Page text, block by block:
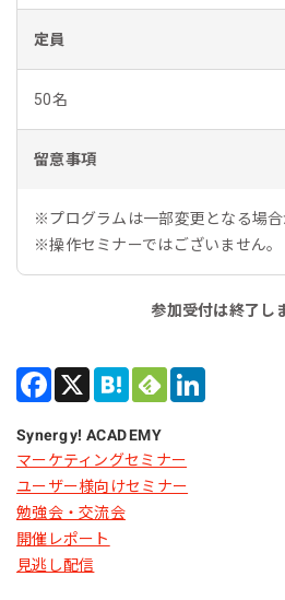
定員
50名
留意事項
※プログラムは一部変更となる場合
※操作セミナーではございません。
参加受付は終了し
Synergy! ACADEMY
マーケティングセミナー
ユーザー様向けセミナー
勉強会・交流会
開催レポート
見逃し配信